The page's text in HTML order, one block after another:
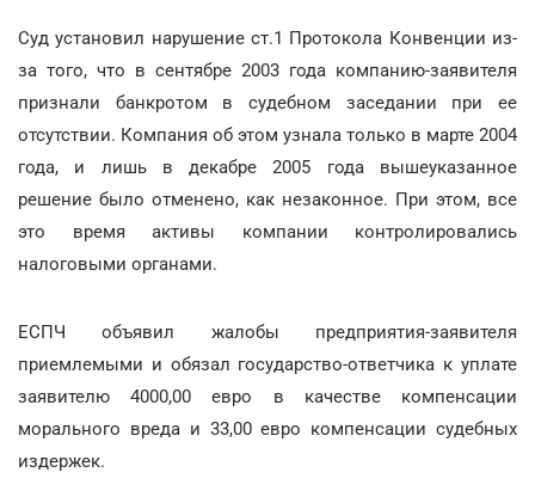
Суд установил нарушение ст.1 Протокола Конвенции из-
за того, что в сентябре 2003 года компанию-заявителя
признали банкротом в судебном заседании при ее
отсутствии. Компания об этом узнала только в марте 2004
года, и лишь в декабре 2005 года вышеуказанное
решение было отменено, как незаконное. При этом, все
это время активы компании контролировались
налоговыми органами.
ЕСПЧ объявил жалобы предприятия-заявителя
приемлемыми и обязал государство-ответчика к уплате
заявителю 4000,00 евро в качестве компенсации
морального вреда и 33,00 евро компенсации судебных
издержек.